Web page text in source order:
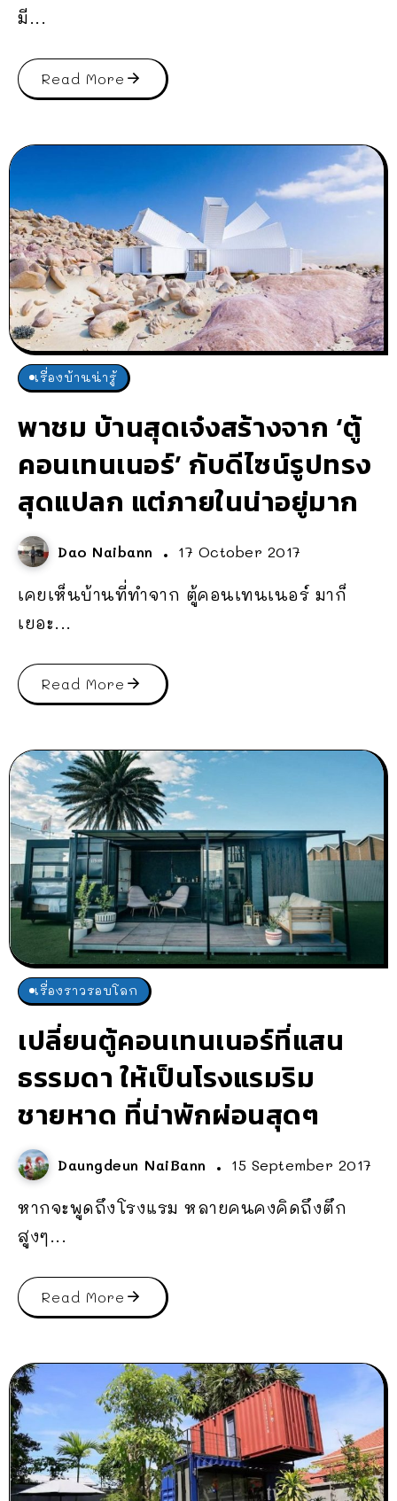
มี...
Read More
เรื่องบ้านน่ารู้
พาชม บ้านสุดเจ๋งสร้างจาก ‘ตู้
คอนเทนเนอร์’ กับดีไซน์รูปทรง
สุดแปลก แต่ภายในน่าอยู่มาก
Dao Naibann 17 October 2017
เคยเห็นบ้านที่ทำจาก ตู้คอนเทนเนอร์ มาก็
เยอะ...
Read More
เรื่องราวรอบโลก
เปลี่ยนตู้คอนเทนเนอร์ที่แสน
ธรรมดา ให้เป็นโรงแรมริม
ชายหาด ที่น่าพักผ่อนสุดๆ
Daungdeun NaiBann 15 September 2017
หากจะพูดถึงโรงแรม หลายคนคงคิดถึงตึก
สูงๆ...
Read More